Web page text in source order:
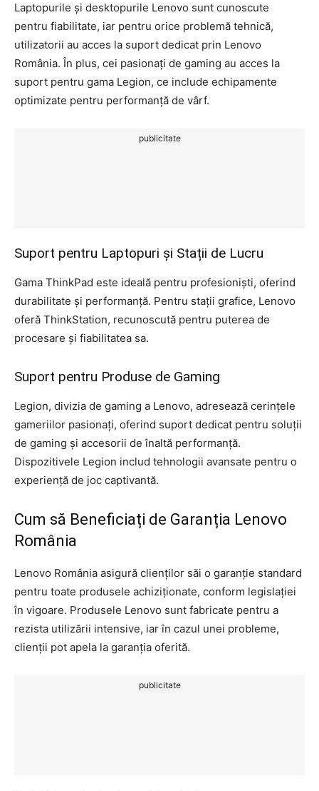
Laptopurile și desktopurile Lenovo sunt cunoscute
pentru fiabilitate, iar pentru orice problemă tehnică,
utilizatorii au acces la suport dedicat prin Lenovo
România. În plus, cei pasionați de gaming au acces la
suport pentru gama Legion, ce include echipamente
optimizate pentru performanță de vârf.
publicitate
Suport pentru Laptopuri și Stații de Lucru
Gama ThinkPad este ideală pentru profesioniști, oferind
durabilitate și performanță. Pentru stații grafice, Lenovo
oferă ThinkStation, recunoscută pentru puterea de
procesare și fiabilitatea sa.
Suport pentru Produse de Gaming
Legion, divizia de gaming a Lenovo, adresează cerințele
gameriilor pasionați, oferind suport dedicat pentru soluții
de gaming și accesorii de înaltă performanță.
Dispozitivele Legion includ tehnologii avansate pentru o
experiență de joc captivantă.
Cum să Beneficiați de Garanția Lenovo
România
Lenovo România asigură clienților săi o garanție standard
pentru toate produsele achiziționate, conform legislației
în vigoare. Produsele Lenovo sunt fabricate pentru a
rezista utilizării intensive, iar în cazul unei probleme,
clienții pot apela la garanția oferită.
publicitate